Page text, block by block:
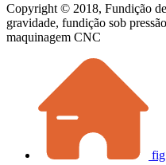
Copyright © 2018, Fundição
gravidade, fundição sob
maquinagem CNC